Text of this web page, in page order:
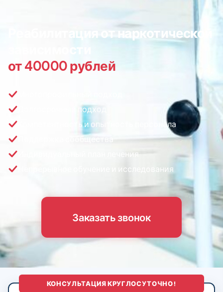
Реабилитация от наркотической
зависимости
от 40000 рублей
Долгосрочный подход
Компетентность и опытность персонала
Поддержка сообщества
Индивидуальный план лечения
Непрерывное обучение и исследования
Заказать звонок
КОНСУЛЬТАЦИЯ КРУГЛОСУТОЧНО!